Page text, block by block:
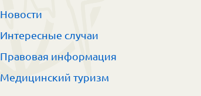
Новости
Интересные случаи
Правовая информация
Медицинский туризм